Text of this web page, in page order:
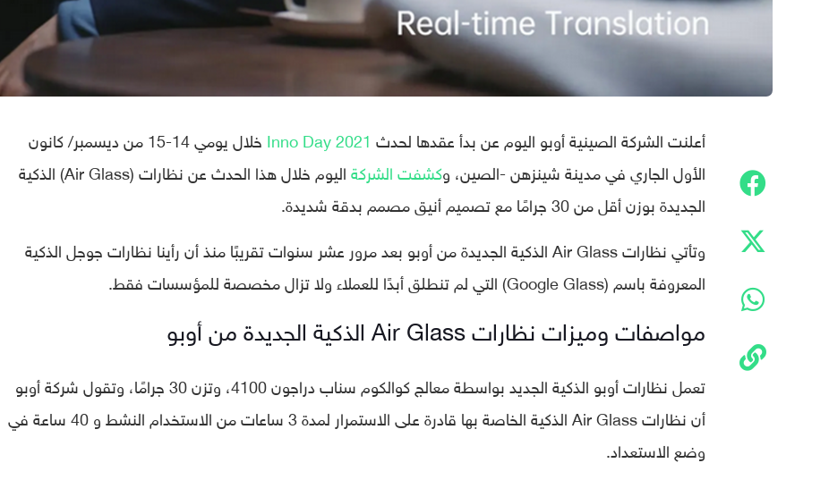
أعلنت الشركة الصينية أوبو اليوم عن بدأ عقدها لحدث Inno Day 2021
خلال يومي 14-15 من ديسمبر/ كانون
الأول الجاري في مدينة شينزهن -الصين، وكشفت الشركة
اليوم خلال هذا الحدث عن نظارات (Air Glass) الذكية
الجديدة بوزن أقل من 30 جرامًا مع تصميم أنيق مصمم بدقة شديدة.
وتأتي نظارات Air Glass الذكية الجديدة من أوبو بعد مرور عشر سنوات تقريبًا منذ أن رأينا نظارات جوجل الذكية
المعروفة باسم (Google Glass) التي لم تنطلق أبدًا للعملاء ولا تزال مخصصة للمؤسسات فقط.
مواصفات وميزات نظارات Air Glass الذكية الجديدة من أوبو
تعمل نظارات أوبو الذكية الجديد بواسطة معالج كوالكوم سناب دراجون 4100، وتزن 30 جرامًا، وتقول شركة أوبو
أن نظارات Air Glass الذكية الخاصة بها قادرة على الاستمرار لمدة 3 ساعات من الاستخدام النشط و 40 ساعة في
وضع الاستعداد.